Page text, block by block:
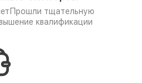
Прошли тщательную
квалификации